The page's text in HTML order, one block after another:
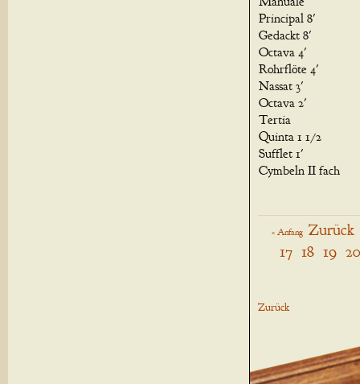
Principal 8'
Gedackt 8'
Octava 4'
Rohrflöte 4'
Nassat 3'
Octava 2'
Tertia
Quinta 1 1/2
Sufflet 1'
Cymbeln II fach
« Anfang Zurück
17 18 19 20
Zurück